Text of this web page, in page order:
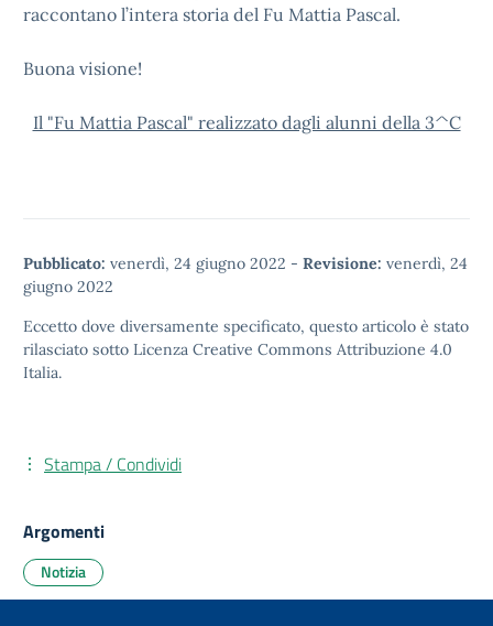
raccontano l’intera storia del Fu Mattia Pascal.
Buona visione!
Il "Fu Mattia Pascal" realizzato dagli alunni della 3^C
Pubblicato: venerdì, 24 giugno 2022 - Revisione: venerdì, 24
giugno 2022
Eccetto dove diversamente specificato, questo articolo è stato
rilasciato sotto Licenza Creative Commons Attribuzione 4.0
Italia.
Stampa / Condividi
Argomenti
Notizia